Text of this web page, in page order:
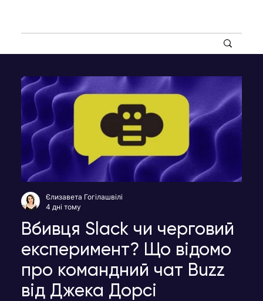
Вбивця Slack чи черговий
експеримент? Що відомо
про командний чат Buzz
від Джека Дорсі
Єлизавета Гогілашвілі
4 дні тому